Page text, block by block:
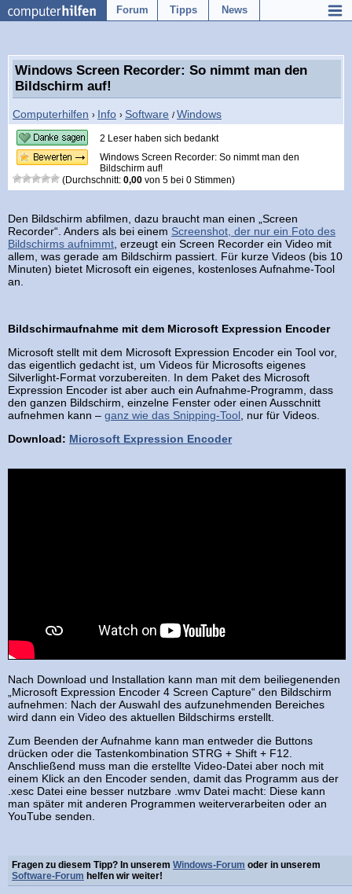
Forum Tipps News
Windows Screen Recorder: So nimmt man den
Bildschirm auf!
Computerhilfen › Info › Software / Windows
2 Leser haben sich bedankt
Windows Screen Recorder: So nimmt man den
Bildschirm auf!
(Durchschnitt: 0,00 von 5 bei 0 Stimmen)
Den Bildschirm abfilmen, dazu braucht man einen „Screen
Recorder“. Anders als bei einem Screenshot, der nur ein Foto des
Bildschirms aufnimmt , erzeugt ein Screen Recorder ein Video mit
allem, was gerade am Bildschirm passiert. Für kurze Videos (bis 10
Minuten) bietet Microsoft ein eigenes, kostenloses Aufnahme-Tool
an.
Bildschirmaufnahme mit dem Microsoft Expression Encoder
Microsoft stellt mit dem Microsoft Expression Encoder ein Tool vor,
das eigentlich gedacht ist, um Videos für Microsofts eigenes
Silverlight-Format vorzubereiten. In dem Paket des Microsoft
Expression Encoder ist aber auch ein Aufnahme-Programm, dass
den ganzen Bildschirm, einzelne Fenster oder einen Ausschnitt
aufnehmen kann – ganz wie das Snipping-Tool , nur für Videos.
Download: Microsoft Expression Encoder
Nach Download und Installation kann man mit dem beiliegenenden
„Microsoft Expression Encoder 4 Screen Capture“ den Bildschirm
aufnehmen: Nach der Auswahl des aufzunehmenden Bereiches
wird dann ein Video des aktuellen Bildschirms erstellt.
Zum Beenden der Aufnahme kann man entweder die Buttons
drücken oder die Tastenkombination STRG + Shift + F12.
Anschließend muss man die erstellte Video-Datei aber noch mit
einem Klick an den Encoder senden, damit das Programm aus der
.xesc Datei eine besser nutzbare .wmv Datei macht: Diese kann
man später mit anderen Programmen weiterverarbeiten oder an
YouTube senden.
Fragen zu diesem Tipp? In unserem Windows-Forum oder in unserem
Software-Forum helfen wir weiter!